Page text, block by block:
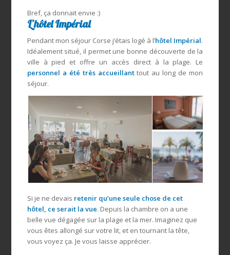
Bref, ça donnait envie :)
L’hôtel Impérial
Pendant mon séjour Corse j’étais logé à l’hôtel Impérial.
Idéalement situé, il permet une bonne découverte de la
ville à pied et offre un accès direct à la plage. Le
personnel a été très accueillanttout au long de mon
séjour.
Si je ne devais retenir qu’une seule chose de cet
hôtel, ce serait la vue. Depuis la chambre on a une
belle vue dégagée sur la plage et la mer. Imaginez que
vous êtes allongé sur votre lit, et en tournant la tête,
vous voyez ça. Je vous laisse apprécier.